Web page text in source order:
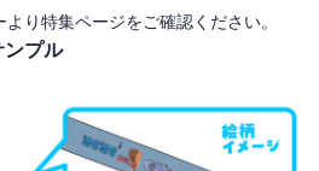
り特集ページをご確認ください。
ンプル